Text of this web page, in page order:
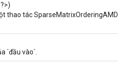
thao tác SparseMatrixOrderingAMD
`đầu vào`.